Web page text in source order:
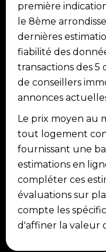
première
le 8ème
dernières
fiabilité des
transactions des 5
de conseillers
annonces
Le prix moyen au
tout logement
fournissant une
estimations en
compléter ces
évaluations sur
compte les
d'affiner la valeur